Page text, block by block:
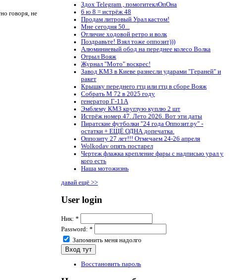
говоря, не
Здох Telegram , помогитеклОпОна
6 ю 8 = истрёж 48
Продам литровый Урал кастом!
Мне сегодня 50...
Отличие ходовой ретро и волк
Поздравьте! Взял тоже оппозит)))
Алюминиевый обод на переднее колесо Волка
Отрыл Вояж
Журнал "Мото" воскрес!
Завод КМЗ в Киеве разнесли ударами "Гераней" и
ракет
Крышку переднего гтц или гтц в сборе Вояж
Собрать М 72 в 2025 году
генератор Г-11А
Эмблему КМЗ круглую куплю 2 шт
Истрёж номер 47. Лето 2026. Вот эти даты
Пиратские футболки "24 года Оппозит.ру" -
остатки + ЕЩЁ ОДНА допечатка.
Оппозиту 27 лет!!! Отмечаем 24-26 апреля
Wolkodav опять постарел
Чертеж флажка крепление фары с надписью урал у
кого есть
Наша мотожизнь
давай ещё >>
User login
Ник: *
Password: *
Запомнить меня надолго
Восстановить пароль